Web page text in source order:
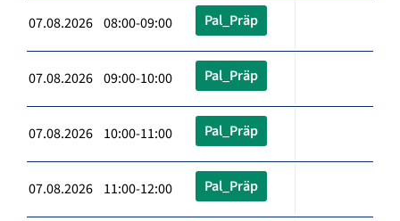
07.08.2026 08:00-09:00 Pal_Präp
07.08.2026 09:00-10:00 Pal_Präp
07.08.2026 10:00-11:00 Pal_Präp
07.08.2026 11:00-12:00 Pal_Präp